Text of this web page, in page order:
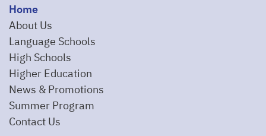
Home
About Us
Language Schools
High Schools
Higher Education
News & Promotions
Summer Program
Contact Us